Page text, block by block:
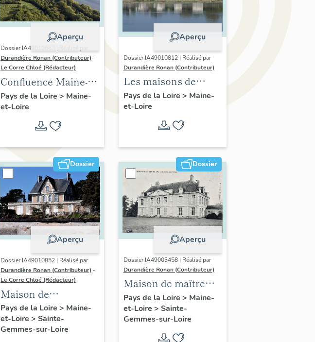
Aperçu
Dossier IA49010663 | Réalisé par
Durandière Ronan (Contributeur) -
Le Corre Chloé (Rédacteur)
Confluence Maine-
Loire : présentation
de l'aire d'étude
Pays de la Loire > Maine-
et-Loire
Aperçu
Dossier IA49010812 | Réalisé par
Durandière Ronan (Contributeur)
Les maisons de
villégiature de la
confluence Maine-
Pays de la Loire > Maine-
et-Loire
Dossier
Aperçu
Dossier IA49010852 | Réalisé par
Durandière Ronan (Contributeur) -
Le Corre Chloé (Rédacteur)
Maison de
villégiature dite villa
El Biar, 2 rue du Val-
de-Loire
Pays de la Loire > Maine-
et-Loire > Sainte-
Gemmes-sur-Loire
Dossier
Aperçu
Dossier IA49003458 | Réalisé par
Durandière Ronan (Contributeur)
Maison de maître
dite château de
Châteaubriant
Pays de la Loire > Maine-
et-Loire > Sainte-
Gemmes-sur-Loire